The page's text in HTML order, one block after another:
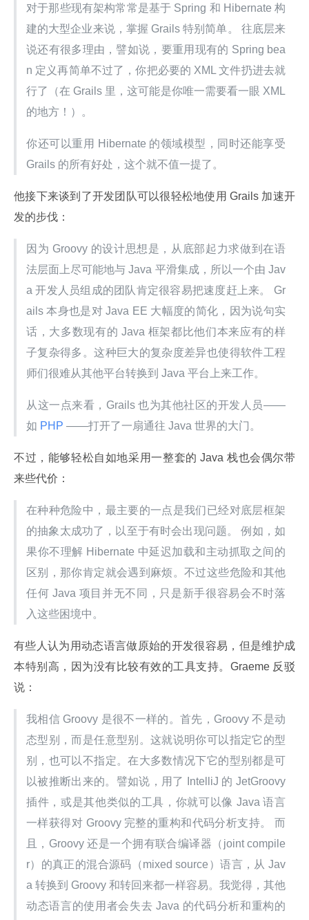
对于那些现有架构常常是基于 Spring 和 Hibernate 构
建的大型企业来说，掌握 Grails 特别简单。 往底层来
说还有很多理由，譬如说，要重用现有的 Spring bea
n 定义再简单不过了，你把必要的 XML 文件扔进去就
行了（在 Grails 里，这可能是你唯一需要看一眼 XML
的地方！）。
你还可以重用 Hibernate 的领域模型，同时还能享受
Grails 的所有好处，这个就不值一提了。
他接下来谈到了开发团队可以很轻松地使用 Grails 加速开
发的步伐：
因为 Groovy 的设计思想是，从底部起力求做到在语
法层面上尽可能地与 Java 平滑集成，所以一个由 Jav
a 开发人员组成的团队肯定很容易把速度赶上来。 Gr
ails 本身也是对 Java EE 大幅度的简化，因为说句实
话，大多数现有的 Java 框架都比他们本来应有的样
子复杂得多。这种巨大的复杂度差异也使得软件工程
师们很难从其他平台转换到 Java 平台上来工作。
从这一点来看，Grails 也为其他社区的开发人员——
如 PHP ——打开了一扇通往 Java 世界的大门。
不过，能够轻松自如地采用一整套的 Java 栈也会偶尔带
来些代价：
在种种危险中，最主要的一点是我们已经对底层框架
的抽象太成功了，以至于有时会出现问题。 例如，如
果你不理解 Hibernate 中延迟加载和主动抓取之间的
区别，那你肯定就会遇到麻烦。不过这些危险和其他
任何 Java 项目并无不同，只是新手很容易会不时落
入这些困境中。
有些人认为用动态语言做原始的开发很容易，但是维护成
本特别高，因为没有比较有效的工具支持。Graeme 反驳
说：
我相信 Groovy 是很不一样的。首先，Groovy 不是动
态型别，而是任意型别。这就说明你可以指定它的型
别，也可以不指定。在大多数情况下它的型别都是可
以被推断出来的。譬如说，用了 IntelliJ 的 JetGroovy
插件，或是其他类似的工具，你就可以像 Java 语言
一样获得对 Groovy 完整的重构和代码分析支持。 而
且，Groovy 还是一个拥有联合编译器（joint compile
r）的真正的混合源码（mixed source）语言，从 Jav
a 转换到 Groovy 和转回来都一样容易。我觉得，其他
动态语言的使用者会失去 Java 的代码分析和重构的